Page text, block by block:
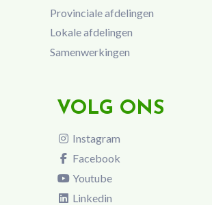
Provinciale afdelingen
Lokale afdelingen
Samenwerkingen
VOLG ONS
Instagram
Facebook
Youtube
Linkedin